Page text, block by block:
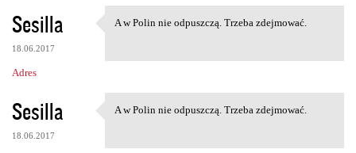
K
o
m
e
n
t
Sesilla
18.06.2017
Adres
A w Polin nie odpuszczą.
A w Polin nie odpuszczą. Trzeba zdejmować.
Sesilla
18.06.2017
A w Polin nie odpuszczą.
A w Polin nie odpuszczą. Trzeba zdejmować.